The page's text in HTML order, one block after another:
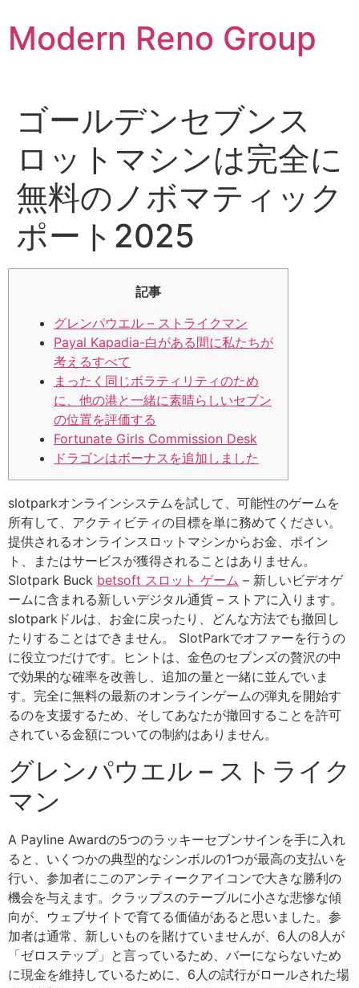
to
content
Modern Reno Group
ゴールデンセブンス
ロットマシンは完全に
無料のノボマティック
ポート2025
記事
グレンパウエル – ストライクマン
Payal Kapadia-白がある間に私たちが
考えるすべて
まったく同じボラティリティのため
に、他の港と一緒に素晴らしいセブン
の位置を評価する
Fortunate Girls Commission Desk
ドラゴンはボーナスを追加しました
slotparkオンラインシステムを試して、可能性のゲームを
所有して、アクティビティの目標を単に務めてください。
提供されるオンラインスロットマシンからお金、ポイン
ト、またはサービスが獲得されることはありません。
Slotpark Buck betsoft スロット ゲーム – 新しいビデオゲ
ームに含まれる新しいデジタル通貨 – ストアに入ります。
slotparkドルは、お金に戻ったり、どんな方法でも撤回し
たりすることはできません。 SlotParkでオファーを行うの
に役立つだけです。ヒントは、金色のセブンズの贅沢の中
で効果的な確率を改善し、追加の量と一緒に並んでいま
す。完全に無料の最新のオンラインゲームの弾丸を開始す
るのを支援するため、そしてあなたが撤回することを許可
されている金額についての制約はありません。
グレンパウエル – ストライク
マン
A Payline Awardの5つのラッキーセブンサインを手に入れ
ると、いくつかの典型的なシンボルの1つが最高の支払いを
行い、参加者にこのアンティークアイコンで大きな勝利の
機会を与えます。クラップスのテーブルに小さな悲惨な傾
向が、ウェブサイトで育てる価値があると思いました。参
加者は通常、新しいものを賭けていませんが、6人の8人が
「ゼロステップ」と言っているため、バーにならないため
に現金を維持しているために、6人の試行がロールされた場